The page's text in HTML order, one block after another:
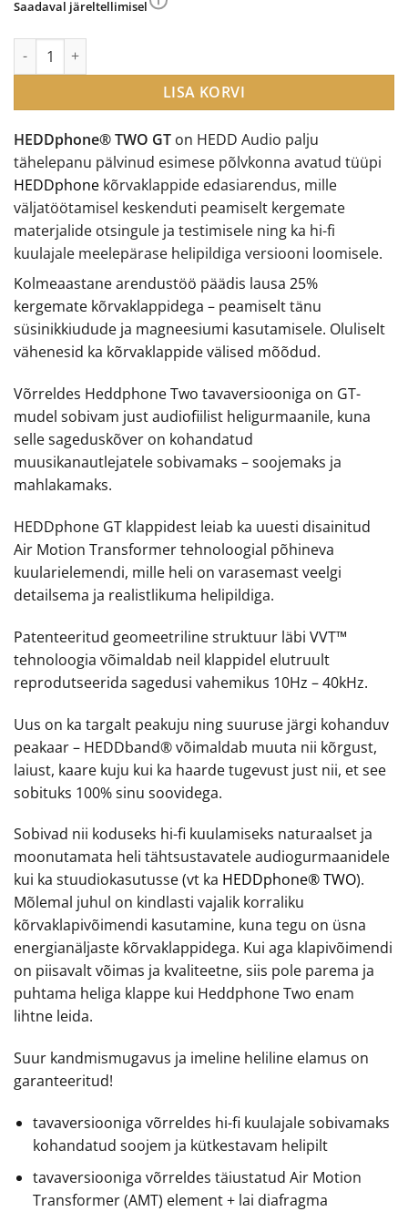
HEDDphone® TWO GT on HEDD Audio palju
tähelepanu pälvinud esimese põlvkonna avatud tüüpi
HEDDphone kõrvaklappide edasiarendus, mille
väljatöötamisel keskenduti peamiselt kergemate
materjalide otsingule ja testimisele ning ka hi-fi
kuulajale meelepärase helipildiga versiooni loomisele.
Kolmeaastane arendustöö päädis lausa 25%
kergemate kõrvaklappidega – peamiselt tänu
süsinikkiudude ja magneesiumi kasutamisele. Oluliselt
vähenesid ka kõrvaklappide välised mõõdud.
Võrreldes Heddphone Two tavaversiooniga on GT-
mudel sobivam just audiofiilist heligurmaanile, kuna
selle sageduskõver on kohandatud
muusikanautlejatele sobivamaks – soojemaks ja
mahlakamaks.
HEDDphone GT klappidest leiab ka uuesti disainitud
Air Motion Transformer tehnoloogial põhineva
kuularielemendi, mille heli on varasemast veelgi
detailsema ja realistlikuma helipildiga.
Patenteeritud geomeetriline struktuur läbi VVT™
tehnoloogia võimaldab neil klappidel elutruult
reprodutseerida sagedusi vahemikus 10Hz – 40kHz.
Uus on ka targalt peakuju ning suuruse järgi kohanduv
peakaar – HEDDband® võimaldab muuta nii kõrgust,
laiust, kaare kuju kui ka haarde tugevust just nii, et see
sobituks 100% sinu soovidega.
Sobivad nii koduseks hi-fi kuulamiseks naturaalset ja
moonutamata heli tähtsustavatele audiogurmaanidele
kui ka stuudiokasutusse (vt ka HEDDphone® TWO).
Mõlemal juhul on kindlasti vajalik korraliku
kõrvaklapivõimendi kasutamine, kuna tegu on üsna
energianäljaste kõrvaklappidega. Kui aga klapivõimendi
on piisavalt võimas ja kvaliteetne, siis pole parema ja
puhtama heliga klappe kui Heddphone Two enam
lihtne leida.
Suur kandmismugavus ja imeline heliline elamus on
garanteeritud!
tavaversiooniga võrreldes hi-fi kuulajale sobivamaks
kohandatud soojem ja kütkestavam helipilt
tavaversiooniga võrreldes täiustatud Air Motion
Transformer (AMT) element + lai diafragma
Saadaval järeltellimisel
HEDDphone® TWO GT kõrvaklapid kogus
LISA KORVI